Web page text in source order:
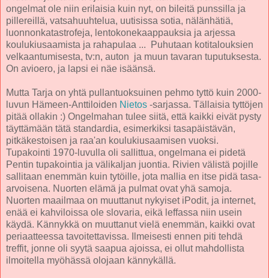
ongelmat ole niin erilaisia kuin nyt, on bileitä punssilla ja
pillereillä, vatsahuuhtelua, uutisissa sotia, nälänhätiä,
luonnonkatastrofeja, lentokonekaappauksia ja arjessa
koulukiusaamista ja rahapulaa ... Puhutaan kotitalouksien
velkaantumisesta, tv:n, auton ja muun tavaran tuputuksesta.
On avioero, ja lapsi ei näe isäänsä.
Mutta Tarja on yhtä pullantuoksuinen pehmo tyttö kuin 2000-
luvun Hämeen-Anttiloiden Nietos -sarjassa. Tällaisia tyttöjen
pitää ollakin :) Ongelmahan tulee siitä, että kaikki eivät pysty
täyttämään tätä standardia, esimerkiksi tasapäistävän,
pitkäkestoisen ja raa'an koulukiusaamisen vuoksi.
Tupakointi 1970-luvulla oli sallittua, ongelmana ei pidetä
Pentin tupakointia ja välikaljan juontia. Rivien välistä pojille
sallitaan enemmän kuin tytöille, jota mallia en itse pidä tasa-
arvoisena. Nuorten elämä ja pulmat ovat yhä samoja.
Nuorten maailmaa on muuttanut nykyiset iPodit, ja internet,
enää ei kahviloissa ole slovaria, eikä leffassa niin usein
käydä. Kännykkä on muuttanut vielä enemmän, kaikki ovat
periaatteessa tavoitettavissa. Ilmeisesti ennen piti tehdä
treffit, jonne oli syytä saapua ajoissa, ei ollut mahdollista
ilmoitella myöhässä olojaan kännykällä.